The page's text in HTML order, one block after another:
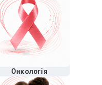
Онкологія